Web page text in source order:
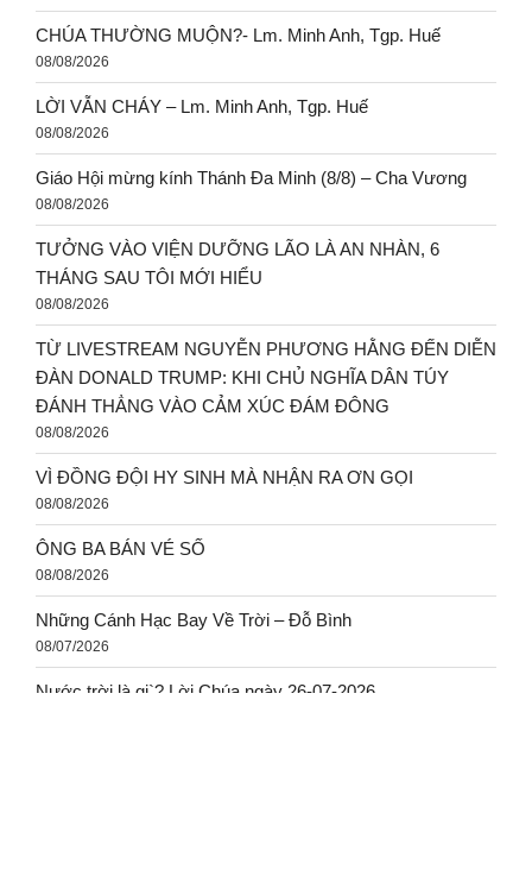
CHÚA THƯỜNG MUỘN?- Lm. Minh Anh, Tgp. Huế
08/08/2026
LỜI VẪN CHÁY – Lm. Minh Anh, Tgp. Huế
08/08/2026
Giáo Hội mừng kính Thánh Đa Minh (8/8) – Cha Vương
08/08/2026
TƯỞNG VÀO VIỆN DƯỠNG LÃO LÀ AN NHÀN, 6
THÁNG SAU TÔI MỚI HIỂU
08/08/2026
TỪ LIVESTREAM NGUYỄN PHƯƠNG HẰNG ĐẾN DIỄN
ĐÀN DONALD TRUMP: KHI CHỦ NGHĨA DÂN TÚY
ĐÁNH THẲNG VÀO CẢM XÚC ĐÁM ĐÔNG
08/08/2026
VÌ ĐỒNG ĐỘI HY SINH MÀ NHẬN RA ƠN GỌI
08/08/2026
ÔNG BA BÁN VÉ SỐ
08/08/2026
Những Cánh Hạc Bay Về Trời – Đỗ Bình
08/07/2026
Nước trời là gi`? Lời Chúa ngày 26-07-2026